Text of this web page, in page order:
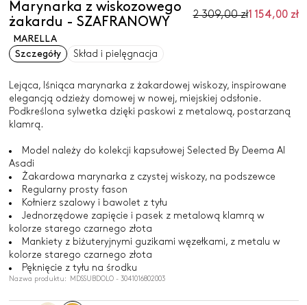
Marynarka z wiskozowego
żakardu - SZAFRANOWY
2 309,00 zł1 154,00 zł
MARELLA
Szczegóły
Skład i pielęgnacja
Lejąca, lśniąca marynarka z żakardowej wiskozy, inspirowane
elegancją odzieży domowej w nowej, miejskiej odsłonie.
Podkreślona sylwetka dzięki paskowi z metalową, postarzaną
klamrą.
Model należy do kolekcji kapsułowej Selected By Deema Al
Asadi
Żakardowa marynarka z czystej wiskozy, na podszewce
Regularny prosty fason
Kołnierz szalowy i bawolet z tyłu
Jednorzędowe zapięcie i pasek z metalową klamrą w
kolorze starego czarnego złota
Mankiety z biżuteryjnymi guzikami węzełkami, z metalu w
kolorze starego czarnego złota
Pęknięcie z tyłu na środku
Nazwa produktu: MDSSUBDOLO - 3041016802003